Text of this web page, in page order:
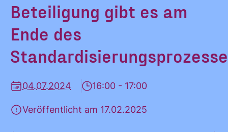
BLOG
ÜBER UNS
KONTAKT
Beteiligung gibt es am
Ende des
04.07.2024 16:00 - 17:00
Veröffentlicht am 17.02.2025